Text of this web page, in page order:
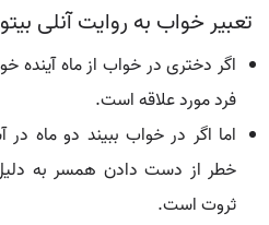
تعبیر خواب به روایت آنلی
اگر دختری در خواب از ماه آینده
فرد مورد علاقه است.
اما اگر در خواب ببیند دو ماه
خطر از دست دادن همسر به
ثروت است.